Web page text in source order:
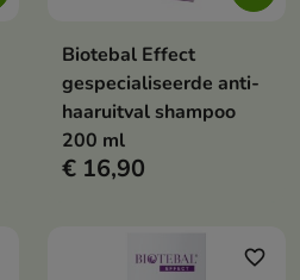
Biotebal Effect
gespecialiseerde anti-
haaruitval shampoo
200 ml
€ 16,90
favorite_border